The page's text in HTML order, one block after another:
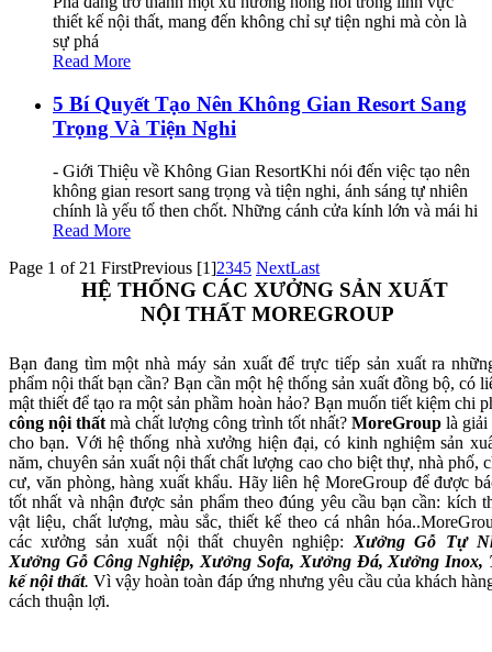
thiết kế nội thất, mang đến không chỉ sự tiện nghi mà còn là
sự phá
Read More
5 Bí Quyết Tạo Nên Không Gian Resort Sang
Trọng Và Tiện Nghi
- Giới Thiệu về Không Gian ResortKhi nói đến việc tạo nên
không gian resort sang trọng và tiện nghi, ánh sáng tự nhiên
chính là yếu tố then chốt. Những cánh cửa kính lớn và mái hi
Read More
Page 1 of 21 FirstPrevious [1]2345 NextLast
HỆ THỐNG CÁC XƯỞNG SẢN XUẤT
NỘI THẤT MOREGROUP
Bạn đang tìm một nhà máy sản xuất để trực tiếp sản xuất ra
phẩm nội thất bạn cần? Bạn cần một hệ thống sản xuất đồng bộ, có
mật thiết để tạo ra một sản phầm hoàn hảo? Bạn muốn tiết kiệm chi
công nội thất mà chất lượng công trình tốt nhất? MoreGroup là giải
cho bạn. Với hệ thống nhà xưởng hiện đại, có kinh nghiệm sản
năm, chuyên sản xuất nội thất chất lượng cao cho biệt thự, nhà phố,
cư, văn phòng, hàng xuất khẩu. Hãy liên hệ MoreGroup để được
tốt nhất và nhận được sản phẩm theo đúng yêu cầu bạn cần: kích
vật liệu, chất lượng, màu sắc, thiết kế theo cá nhân
các xưởng sản xuất nội thất chuyên nghiệp: Xưởng Gỗ Tự
Xưởng Gỗ Công Nghiệp, Xưởng Sofa, Xưởng Đá, Xưởng Inox,
kế nội thất. Vì vậy hoàn toàn đáp ứng nhưng yêu cầu của khách
cách thuận lợi.